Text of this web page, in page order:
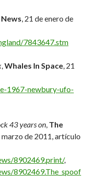
, 21 de enero de
7843647.stm
,Whales In Space, 21
1967-newbury-ufo-
43 years on, The
marzo de 2011, artículo
8902469.print/,
8902469.The_spoof